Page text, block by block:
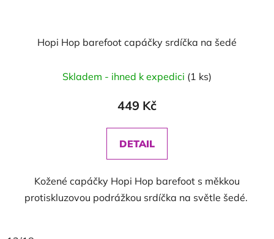
Hopi Hop barefoot capáčky srdíčka na šedé
Skladem - ihned k expedici (1 ks)
449 Kč
DETAIL
Kožené capáčky Hopi Hop barefoot s měkkou
protiskluzovou podrážkou srdíčka na světle šedé.